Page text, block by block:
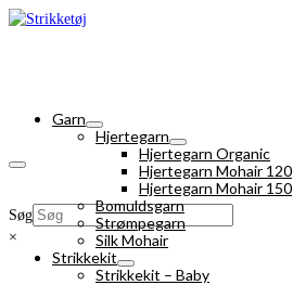
Søg
×
Garn
Hjertegarn
Hjertegarn Organic
Hjertegarn Mohair 120
Hjertegarn Mohair 150
Bomuldsgarn
Strømpegarn
Silk Mohair
Strikkekit
Strikkekit – Baby